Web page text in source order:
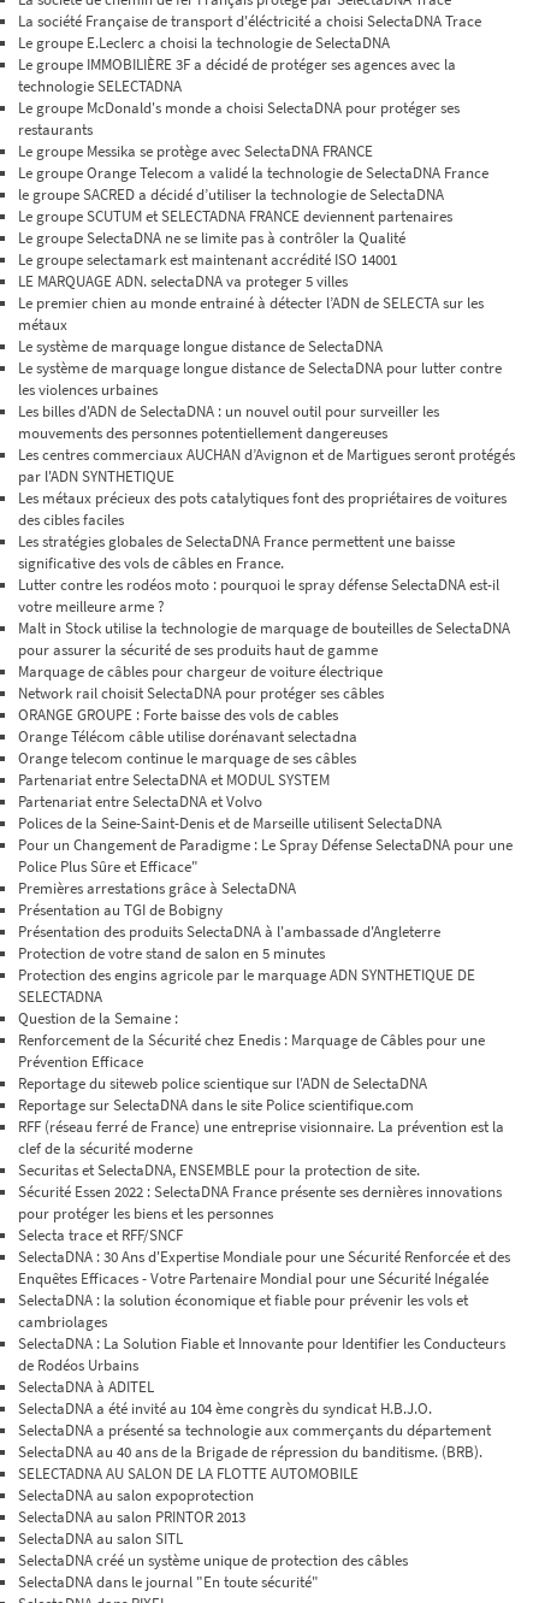
La société Française de transport d'éléctricité a choisi SelectaDNA Trace
Le groupe E.Leclerc a choisi la technologie de SelectaDNA
Le groupe IMMOBILIÈRE 3F a décidé de protéger ses agences avec la
technologie SELECTADNA
Le groupe McDonald's monde a choisi SelectaDNA pour protéger ses
restaurants
Le groupe Messika se protège avec SelectaDNA FRANCE
Le groupe Orange Telecom a validé la technologie de SelectaDNA France
le groupe SACRED a décidé d’utiliser la technologie de SelectaDNA
Le groupe SCUTUM et SELECTADNA FRANCE deviennent partenaires
Le groupe SelectaDNA ne se limite pas à contrôler la Qualité
Le groupe selectamark est maintenant accrédité ISO 14001
LE MARQUAGE ADN. selectaDNA va proteger 5 villes
Le premier chien au monde entrainé à détecter l’ADN de SELECTA sur les
métaux
Le système de marquage longue distance de SelectaDNA
Le système de marquage longue distance de SelectaDNA pour lutter contre
les violences urbaines
Les billes d'ADN de SelectaDNA : un nouvel outil pour surveiller les
mouvements des personnes potentiellement dangereuses
Les centres commerciaux AUCHAN d’Avignon et de Martigues seront protégés
par l'ADN SYNTHETIQUE
Les métaux précieux des pots catalytiques font des propriétaires de voitures
des cibles faciles
Les stratégies globales de SelectaDNA France permettent une baisse
significative des vols de câbles en France.
Lutter contre les rodéos moto : pourquoi le spray défense SelectaDNA est-il
votre meilleure arme ?
Malt in Stock utilise la technologie de marquage de bouteilles de SelectaDNA
pour assurer la sécurité de ses produits haut de gamme
Marquage de câbles pour chargeur de voiture électrique
Network rail choisit SelectaDNA pour protéger ses câbles
ORANGE GROUPE : Forte baisse des vols de cables
Orange Télécom câble utilise dorénavant selectadna
Orange telecom continue le marquage de ses câbles
Partenariat entre SelectaDNA et MODUL SYSTEM
Partenariat entre SelectaDNA et Volvo
Polices de la Seine-Saint-Denis et de Marseille utilisent SelectaDNA
Pour un Changement de Paradigme : Le Spray Défense SelectaDNA pour une
Police Plus Sûre et Efficace"
Premières arrestations grâce à SelectaDNA
Présentation au TGI de Bobigny
Présentation des produits SelectaDNA à l'ambassade d'Angleterre
Protection de votre stand de salon en 5 minutes
Protection des engins agricole par le marquage ADN SYNTHETIQUE DE
SELECTADNA
Question de la Semaine :
Renforcement de la Sécurité chez Enedis : Marquage de Câbles pour une
Prévention Efficace
Reportage du siteweb police scientique sur l'ADN de SelectaDNA
Reportage sur SelectaDNA dans le site Police scientifique.com
RFF (réseau ferré de France) une entreprise visionnaire. La prévention est la
clef de la sécurité moderne
Securitas et SelectaDNA, ENSEMBLE pour la protection de site.
Sécurité Essen 2022 : SelectaDNA France présente ses dernières innovations
pour protéger les biens et les personnes
Selecta trace et RFF/SNCF
SelectaDNA : 30 Ans d'Expertise Mondiale pour une Sécurité Renforcée et des
Enquêtes Efficaces - Votre Partenaire Mondial pour une Sécurité Inégalée
SelectaDNA : la solution économique et fiable pour prévenir les vols et
cambriolages
SelectaDNA : La Solution Fiable et Innovante pour Identifier les Conducteurs
de Rodéos Urbains
SelectaDNA à ADITEL
SelectaDNA a été invité au 104 ème congrès du syndicat H.B.J.O.
SelectaDNA a présenté sa technologie aux commerçants du département
SelectaDNA au 40 ans de la Brigade de répression du banditisme. (BRB).
SELECTADNA AU SALON DE LA FLOTTE AUTOMOBILE
SelectaDNA au salon expoprotection
SelectaDNA au salon PRINTOR 2013
SelectaDNA au salon SITL
SelectaDNA créé un système unique de protection des câbles
SelectaDNA dans le journal "En toute sécurité"